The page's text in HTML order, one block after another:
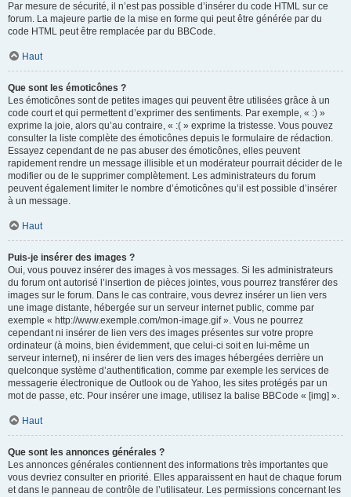
Par mesure de sécurité, il n’est pas possible d’insérer du code HTML sur ce
forum. La majeure partie de la mise en forme qui peut être générée par du
code HTML peut être remplacée par du BBCode.
Haut
Que sont les émoticônes ?
Les émoticônes sont de petites images qui peuvent être utilisées grâce à un
code court et qui permettent d’exprimer des sentiments. Par exemple, « :) »
exprime la joie, alors qu’au contraire, « :( » exprime la tristesse. Vous pouvez
consulter la liste complète des émoticônes depuis le formulaire de rédaction.
Essayez cependant de ne pas abuser des émoticônes, elles peuvent
rapidement rendre un message illisible et un modérateur pourrait décider de le
modifier ou de le supprimer complètement. Les administrateurs du forum
peuvent également limiter le nombre d’émoticônes qu’il est possible d’insérer
à un message.
Haut
Puis-je insérer des images ?
Oui, vous pouvez insérer des images à vos messages. Si les administrateurs
du forum ont autorisé l’insertion de pièces jointes, vous pourrez transférer des
images sur le forum. Dans le cas contraire, vous devrez insérer un lien vers
une image distante, hébergée sur un serveur internet public, comme par
exemple « http://www.exemple.com/mon-image.gif ». Vous ne pourrez
cependant ni insérer de lien vers des images présentes sur votre propre
ordinateur (à moins, bien évidemment, que celui-ci soit en lui-même un
serveur internet), ni insérer de lien vers des images hébergées derrière un
quelconque système d’authentification, comme par exemple les services de
messagerie électronique de Outlook ou de Yahoo, les sites protégés par un
mot de passe, etc. Pour insérer une image, utilisez la balise BBCode « [img] ».
Haut
Que sont les annonces générales ?
Les annonces générales contiennent des informations très importantes que
vous devriez consulter en priorité. Elles apparaissent en haut de chaque forum
et dans le panneau de contrôle de l’utilisateur. Les permissions concernant les